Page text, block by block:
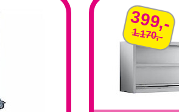
399,-
1.170,-